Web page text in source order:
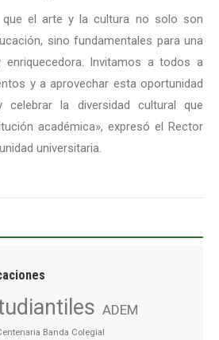
que el arte y la cultura no solo son
sino fundamentales para una
Invitamos a todos a
y a aprovechar esta oportunidad
celebrar la diversidad cultural que
académica», expresó el Rector
universitaria.
ADEM
Banda Colegial